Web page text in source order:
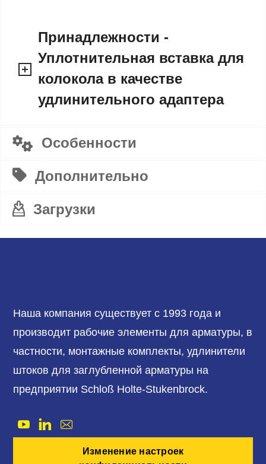
Принадлежности -
Уплотнительная вставка для
колокола в качестве
удлинительного адаптера
Особенности
Дополнительно
Загрузки
Наша компания существует с 1993 года и
производит рабочие элементы для арматуры, в
частности, монтажные комплекты, удлинители
штоков для заглубленной арматуры на
предприятии Schloß Holte-Stukenbrock.
Изменение настроек